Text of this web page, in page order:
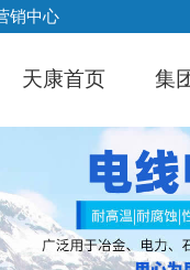
销中心
天康首页 集